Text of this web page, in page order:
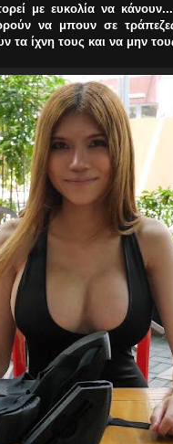
με ευκολία να
να μπουν σε
ίχνη τους και να μην